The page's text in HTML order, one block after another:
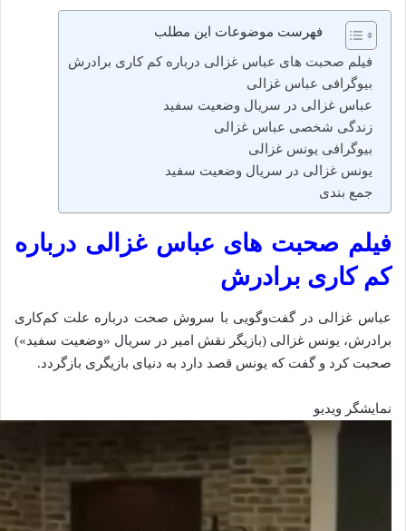
فهرست موضوعات این مطلب
فیلم صحبت های عباس غزالی درباره کم‌ کاری برادرش
بیوگرافی عباس غزالی
عباس غزالی در سریال وضعیت سفید
زندگی شخصی عباس غزالی
بیوگرافی یونس غزالی
یونس غزالی در سریال وضعیت سفید
جمع‌ بندی
فیلم صحبت های عباس غزالی درباره
کم‌ کاری برادرش
عباس غزالی در گفت‌وگویی با سروش صحت درباره علت کم‌کاری
برادرش، یونس غزالی (بازیگر نقش امیر در سریال «وضعیت سفید»)
صحبت کرد و گفت که یونس قصد دارد به دنیای بازیگری بازگردد.
نمایشگر ویدیو